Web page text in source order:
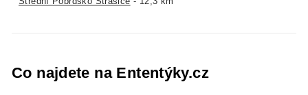
Co najdete na Ententýky.cz